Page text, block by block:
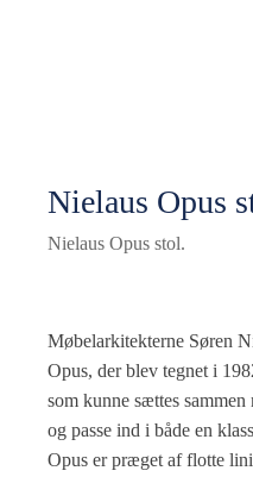
Nielaus Opus
Nielaus Opus stol.
Møbelarkitekterne Søren
Opus, der blev tegnet i
som kunne sættes
og passe ind i både en
Opus er præget af flotte